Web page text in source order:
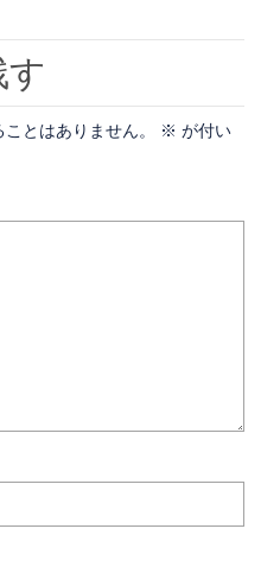
とはありません。 ※ が付い